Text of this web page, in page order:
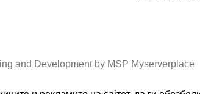
and Development by MSP Myserverplace